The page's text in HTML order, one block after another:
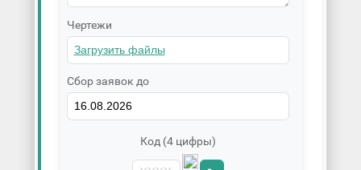
Чертежи
Сбор заявок до
Код (4 цифры)